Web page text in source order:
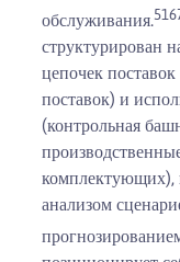
обслуживания.516
структурирован
цепочек
поставок) и
(контрольная
комплектующих),
анализом